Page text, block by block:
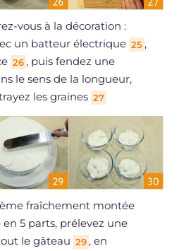
vous à la décoration :
un batteur électrique 25 ,
26 , puis fendez une
le sens de la longueur,
les graines 27
fraîchement montée
en 5 parts, prélevez une
le gâteau 29 , en